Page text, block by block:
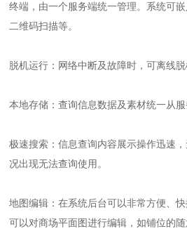
终端，由一个服务端统一管理。系统可
二维码扫描等。
脱机运行：网络中断及故障时，可离线脱
本地存储：查询信息数据及素材统一从服
极速搜索：信息查询内容展示操作迅速
况出现无法查询使用。
地图编辑：在系统后台可以非常方便、
可以对商场平面图进行编辑，如铺位的随